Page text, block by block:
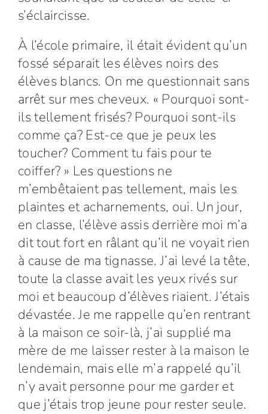
s’éclaircisse.
À l’école primaire, il était évident qu’un
fossé séparait les élèves noirs des
élèves blancs. On me questionnait sans
arrêt sur mes cheveux. « Pourquoi sont-
ils tellement frisés? Pourquoi sont-ils
comme ça? Est-ce que je peux les
toucher? Comment tu fais pour te
coiffer? » Les questions ne
m’embêtaient pas tellement, mais les
plaintes et acharnements, oui. Un jour,
en classe, l’élève assis derrière moi m’a
dit tout fort en râlant qu’il ne voyait rien
à cause de ma tignasse. J’ai levé la tête,
toute la classe avait les yeux rivés sur
moi et beaucoup d’élèves riaient. J’étais
dévastée. Je me rappelle qu’en rentrant
à la maison ce soir-là, j’ai supplié ma
mère de me laisser rester à la maison le
lendemain, mais elle m’a rappelé qu’il
n’y avait personne pour me garder et
que j’étais trop jeune pour rester seule.